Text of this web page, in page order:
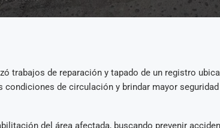
trabajos de reparación y tapado de un registro
de circulación y brindar mayor
del área afectada, buscando prevenir